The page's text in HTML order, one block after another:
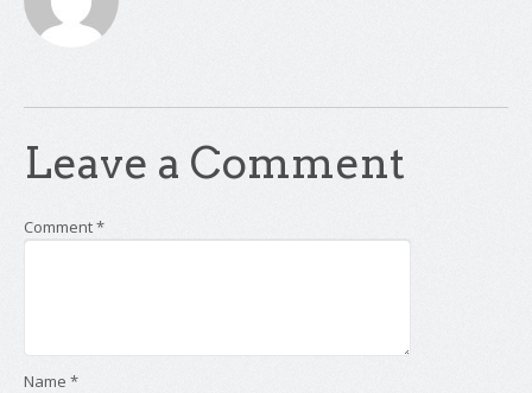
Leave a Comment
Comment*
Name *